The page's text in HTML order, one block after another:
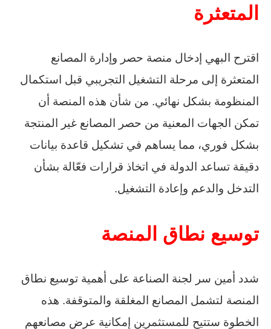
المتعثرة
اقترح البهي إدخال منصة حصر وإدارة المصانع
المتعثرة إلى مرحلة التشغيل التجريبي قبل استكمال
المنظومة بشكل نهائي. من شأن هذه المنصة أن
تمكن الجهات المعنية من حصر المصانع غير المنتجة
بشكل فوري، مما يساهم في تشكيل قاعدة بيانات
دقيقة تساعد الدولة في اتخاذ قرارات فعّالة بشأن
التدخل والدعم وإعادة التشغيل.
توسيع نطاق المنصة
شدد أمين سر لجنة الصناعة على أهمية توسيع نطاق
المنصة لتشمل المصانع المغلقة والمتوقفة. هذه
الخطوة ستتيح للمستثمرين إمكانية عرض مصانعهم